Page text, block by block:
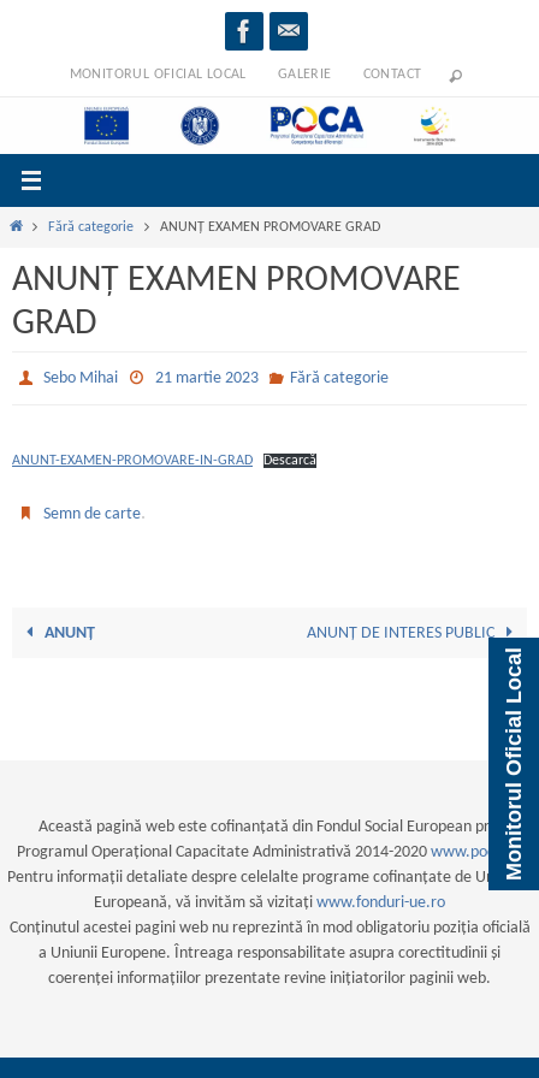
MONITORUL OFICIAL LOCAL GALERIE CONTACT
PrimaFără categorie ANUNȚ EXAMEN PROMOVARE GRAD
ANUNȚ EXAMEN PROMOVARE
GRAD
Sebo Mihai 21 martie 2023 Fără categorie
ANUNT-EXAMEN-PROMOVARE-IN-GRAD Descarcă
Semn de carte.
ANUNȚ ANUNȚ DE INTERES PUBLIC
Această pagină web este cofinanțată din Fondul Social European prin
Programul Operațional Capacitate Administrativă 2014-2020 www.poca.ro
Pentru informații detaliate despre celelalte programe cofinanțate de Uniunea
Europeană, vă invităm să vizitați www.fonduri-ue.ro
Conținutul acestei pagini web nu reprezintă în mod obligatoriu poziția oficială
a Uniunii Europene. Întreaga responsabilitate asupra corectitudinii și
coerenței informațiilor prezentate revine inițiatorilor paginii web.
Monitorul Oficial Local